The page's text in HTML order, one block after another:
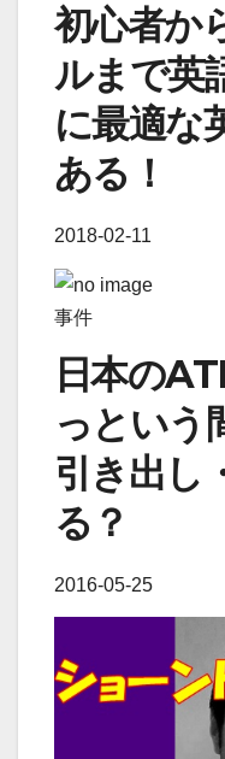
初心者か
ルまで英
に最適な
ある！
2018-02-11
事件
日本の
っという
引き出し
る？
2016-05-25